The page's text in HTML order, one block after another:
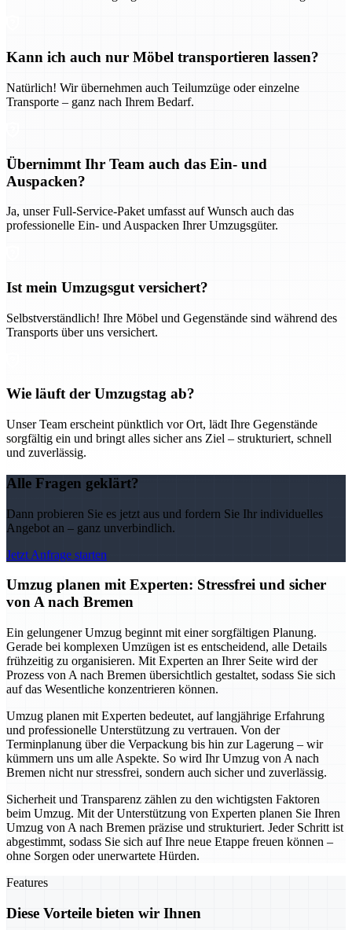
Kann ich auch nur Möbel transportieren lassen?
Natürlich! Wir übernehmen auch Teilumzüge oder einzelne
Transporte – ganz nach Ihrem Bedarf.
Übernimmt Ihr Team auch das Ein- und
Auspacken?
Ja, unser Full-Service-Paket umfasst auf Wunsch auch das
professionelle Ein- und Auspacken Ihrer Umzugsgüter.
Ist mein Umzugsgut versichert?
Selbstverständlich! Ihre Möbel und Gegenstände sind während des
Transports über uns versichert.
Wie läuft der Umzugstag ab?
Unser Team erscheint pünktlich vor Ort, lädt Ihre Gegenstände
sorgfältig ein und bringt alles sicher ans Ziel – strukturiert, schnell
und zuverlässig.
Alle Fragen geklärt?
Dann probieren Sie es jetzt aus und fordern Sie Ihr individuelles
Angebot an – ganz unverbindlich.
Jetzt Anfrage starten
Umzug planen mit Experten: Stressfrei und sicher
von A nach Bremen
Ein gelungener Umzug beginnt mit einer sorgfältigen Planung.
Gerade bei komplexen Umzügen ist es entscheidend, alle Details
frühzeitig zu organisieren. Mit Experten an Ihrer Seite wird der
Prozess von A nach Bremen übersichtlich gestaltet, sodass Sie sich
auf das Wesentliche konzentrieren können.
Umzug planen mit Experten bedeutet, auf langjährige Erfahrung
und professionelle Unterstützung zu vertrauen. Von der
Terminplanung über die Verpackung bis hin zur Lagerung – wir
kümmern uns um alle Aspekte. So wird Ihr Umzug von A nach
Bremen nicht nur stressfrei, sondern auch sicher und zuverlässig.
Sicherheit und Transparenz zählen zu den wichtigsten Faktoren
beim Umzug. Mit der Unterstützung von Experten planen Sie Ihren
Umzug von A nach Bremen präzise und strukturiert. Jeder Schritt ist
abgestimmt, sodass Sie sich auf Ihre neue Etappe freuen können –
ohne Sorgen oder unerwartete Hürden.
Features
Diese Vorteile bieten wir Ihnen